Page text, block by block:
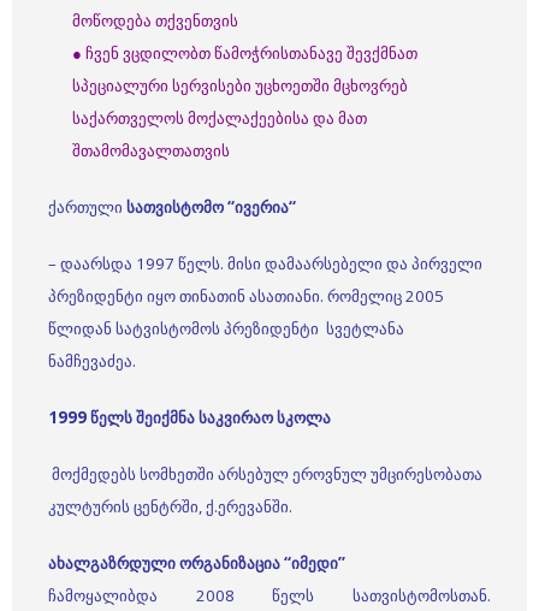
მოწოდება თქვენთვის
● ჩვენ ვცდილობთ წამოჭრისთანავე შევქმნათ
სპეციალური სერვისები უცხოეთში მცხოვრებ
საქართველოს მოქალაქეებისა და მათ
შთამომავალთათვის
ქართული სათვისტომო“ივერია“
– დაარსდა 1997 წელს. მისი დამაარსებელი და პირველი
პრეზიდენტი იყო თინათინ ასათიანი. რომელიც 2005
წლიდან სატვისტომოს პრეზიდენტი სვეტლანა
ნამჩევაძეა.
1999წელსშეიქმნასაკვირაოსკოლა
მოქმედებს სომხეთში არსებულ ეროვნულ უმცირესობათა
კულტურის ცენტრში, ქ.ერევანში.
ახალგაზრდულიორგანიზაცია“იმედი”
ჩამოყალიბდა 2008 წელს სათვისტომოსთან.